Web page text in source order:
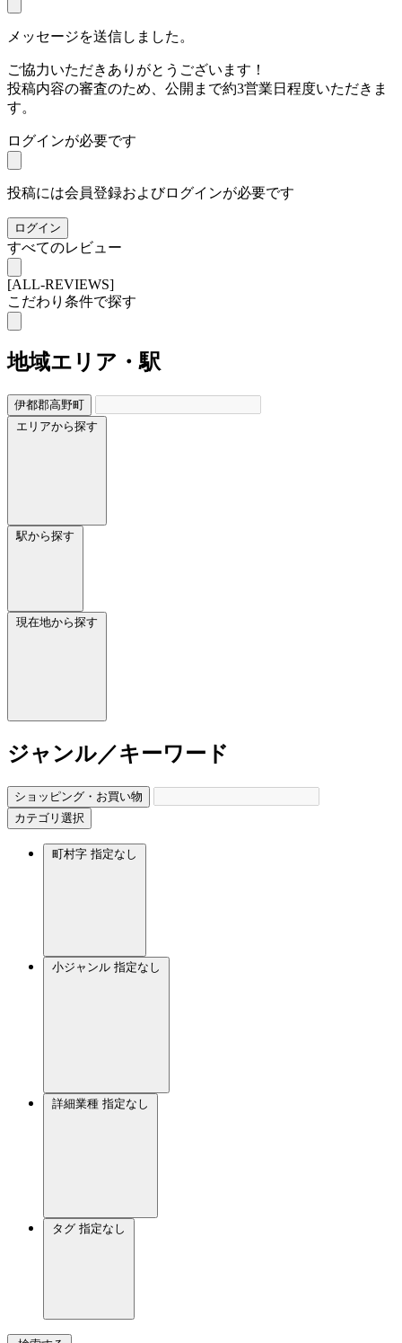
メッセージを送信しました。
ご協力いただきありがとうございます！
投稿内容の審査のため、公開まで約3営業日程度いただきま
す。
ログインが必要です
投稿には会員登録およびログインが必要です
ログイン
すべてのレビュー
[ALL-REVIEWS]
こだわり条件で探す
地域エリア・駅
伊都郡高野町
エリアから探す
駅から探す
現在地から探す
ジャンル／キーワード
ショッピング・お買い物
カテゴリ選択
町村字 指定なし
小ジャンル 指定なし
詳細業種 指定なし
タグ 指定なし